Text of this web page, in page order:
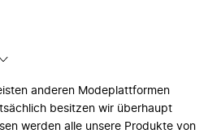
anderen Modeplattformen
besitzen wir überhaupt
werden alle unsere Produkte von